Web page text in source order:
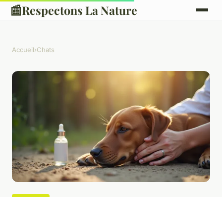
📰Respectons La Nature
Accueil›Chats